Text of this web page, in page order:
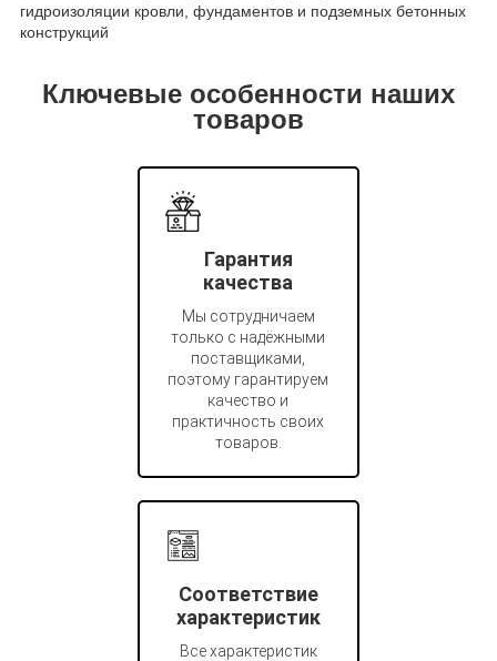
гидроизоляции кровли, фундаментов и подземных бетонных
конструкций
Ключевые особенности наших
товаров
Гарантия
качества
Мы сотрудничаем
только с надёжными
поставщиками,
поэтому гарантируем
качество и
практичность своих
товаров.
Соответствие
характеристик
Все характеристик